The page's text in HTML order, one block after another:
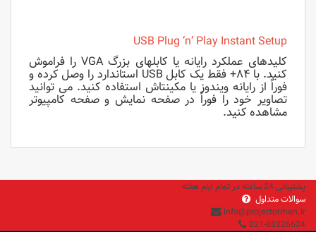
USB Plug ‘n’ Play Instant Setup
کلیدهای عملکرد رایانه یا کابلهای بزرگ VGA را فراموش
کنید. با ۸۴+ فقط یک کابل USB استاندارد را وصل کرده و
فوراً از رایانه ویندوز یا مکینتاش استفاده کنید. می توانید
تصاویر خود را فوراً در صفحه نمایش و صفحه کامپیوتر
مشاهده کنید.
پشتیبانی 24 ساعته در تمام ایام هفته
سوالات متداول
info@projectorman.ir
021-88226624